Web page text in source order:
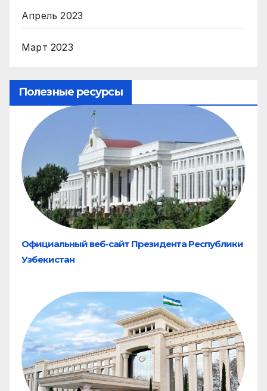
Апрель 2023
Март 2023
Полезные ресурсы
Официальный веб-сайт Президента Республики
Узбекистан